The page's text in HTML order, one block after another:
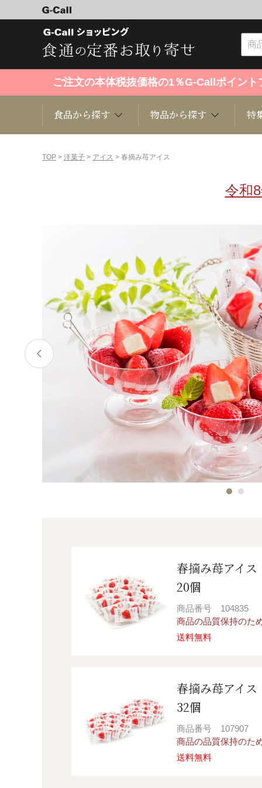
ご注文の本体税抜価格の1％G-Callポイン
食品から探す
お米
お酒 珈琲/
鍋 旬の食
産地検索
物品から探す
芸能・
家電 キッ
健康/美容 ペット
特
TOP > 洋菓子 > アイス > 春摘み苺アイス
令和
春摘み苺アイス
20個
商品番号
104835
商品の品質保持のた
送料無料
春摘み苺アイス
32個
商品番号
107907
商品の品質保持のた
送料無料